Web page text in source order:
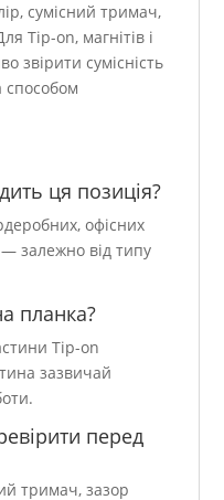
сумісний тримач,
Tip-on, магнітів і
звірити сумісність
способом
ця позиція?
офісних
— залежно від типу
планка?
Tip-on
зазвичай
перед
тримач, зазор